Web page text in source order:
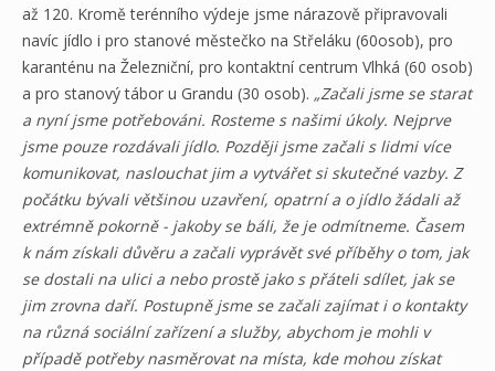
až 120. Kromě terénního výdeje jsme nárazově připravovali
navíc jídlo i pro stanové městečko na Střeláku (60osob), pro
karanténu na Železniční, pro kontaktní centrum Vlhká (60 osob)
a pro stanový tábor u Grandu (30 osob). „Začali jsme se starat
a nyní jsme potřebováni. Rosteme s našimi úkoly. Nejprve
jsme pouze rozdávali jídlo. Později jsme začali s lidmi více
komunikovat, naslouchat jim a vytvářet si skutečné vazby. Z
počátku bývali většinou uzavření, opatrní a o jídlo žádali až
extrémně pokorně - jakoby se báli, že je odmítneme. Časem
k nám získali důvěru a začali vyprávět své příběhy o tom, jak
se dostali na ulici a nebo prostě jako s přáteli sdílet, jak se
jim zrovna daří. Postupně jsme se začali zajímat i o kontakty
na různá sociální zařízení a služby, abychom je mohli v
případě potřeby nasměrovat na místa, kde mohou získat